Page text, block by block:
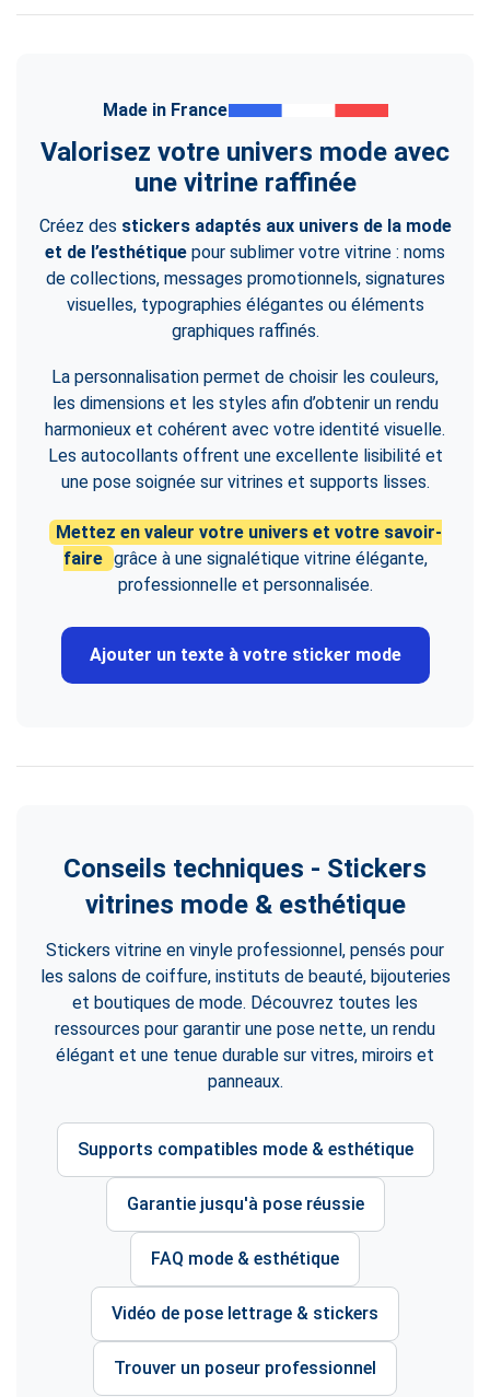
Made in France
Valorisez votre univers mode avec
une vitrine raffinée
Créez des stickers adaptés aux univers de la mode
et de l’esthétique pour sublimer votre vitrine : noms
de collections, messages promotionnels, signatures
visuelles, typographies élégantes ou éléments
graphiques raffinés.
La personnalisation permet de choisir les couleurs,
les dimensions et les styles afin d’obtenir un rendu
harmonieux et cohérent avec votre identité visuelle.
Les autocollants offrent une excellente lisibilité et
une pose soignée sur vitrines et supports lisses.
Mettez en valeur votre univers et votre savoir-
faire grâce à une signalétique vitrine élégante,
professionnelle et personnalisée.
Ajouter un texte à votre sticker mode
Conseils techniques - Stickers
vitrines mode & esthétique
Stickers vitrine en vinyle professionnel, pensés pour
les salons de coiffure, instituts de beauté, bijouteries
et boutiques de mode. Découvrez toutes les
ressources pour garantir une pose nette, un rendu
élégant et une tenue durable sur vitres, miroirs et
panneaux.
Supports compatibles mode & esthétique
Garantie jusqu'à pose réussie
FAQ mode & esthétique
Vidéo de pose lettrage & stickers
Trouver un poseur professionnel